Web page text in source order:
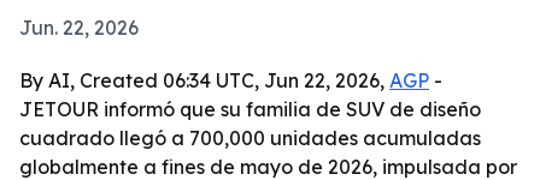
Jun. 22, 2026
By AI, Created 06:34 UTC, Jun 22, 2026, AGP -
JETOUR informó que su familia de SUV de diseño
cuadrado llegó a 700,000 unidades acumuladas
globalmente a fines de mayo de 2026, impulsada por